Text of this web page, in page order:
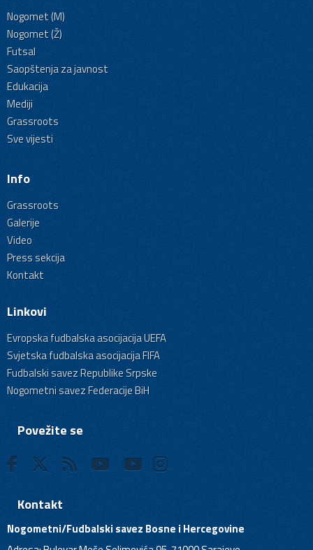
Nogomet (M)
Nogomet (Ž)
Futsal
Saopštenja za javnost
Edukacija
Mediji
Grassroots
Sve vijesti
Info
Grassroots
Galerije
Video
Press sekcija
Kontakt
Linkovi
Evropska fudbalska asocijacija UEFA
Svjetska fudbalska asocijacija FIFA
Fudbalski savez Republike Srpske
Nogometni savez Federacije BiH
Povežite se
Kontakt
Nogometni/Fudbalski savez Bosne i Hercegovine